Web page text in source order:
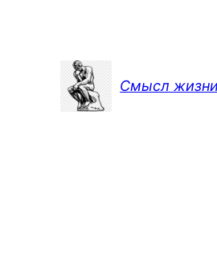
содержимому
Смысл жизни